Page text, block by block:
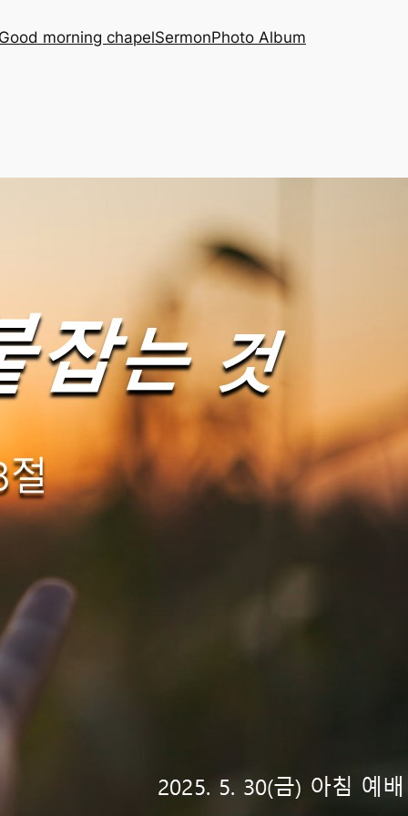
morning chapelSermonPhoto Album